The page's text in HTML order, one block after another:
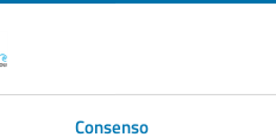
Consenso